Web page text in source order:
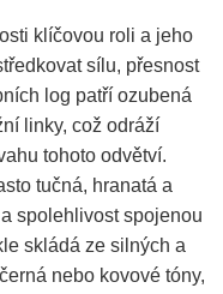
klíčovou roli a jeho
sílu, přesnost
log patří ozubená
linky, což odráží
tohoto odvětví.
tučná, hranatá a
spolehlivost spojenou
skládá ze silných a
nebo kovové tóny,